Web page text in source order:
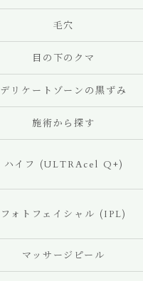
毛穴
目の下のクマ
デリケートゾーンの黒ずみ
施術から探す
ハイフ (ULTRAcel Q+)
フォトフェイシャル (IPL)
マッサージピール